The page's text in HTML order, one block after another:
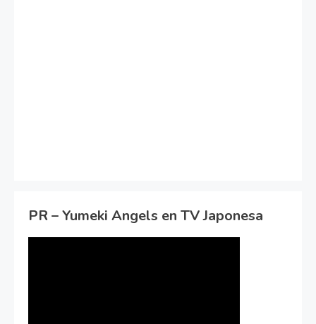
PR – Yumeki Angels en TV Japonesa